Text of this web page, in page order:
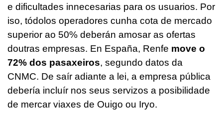
e dificultades innecesarias para os usuarios. Por
iso, tódolos operadores cunha cota de mercado
superior ao 50% deberán amosar as ofertas
doutras empresas. En España, Renfe move o
72% dos pasaxeiros, segundo datos da
CNMC. De saír adiante a lei, a empresa pública
debería incluír nos seus servizos a posibilidade
de mercar viaxes de Ouigo ou Iryo.